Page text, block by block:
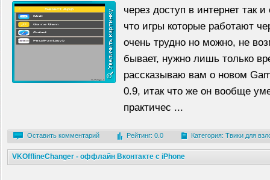
через доступ в интернет так
что игры которые работают
очень трудно но можно, не
бывает, нужно лишь только
рассказываю вам о новом
0.9, итак что же он вообще
практичес ...
Оставить комментарий Рейтинг: 0.0 Категория: Твики для
VKOfflineChanger - оффлайн Вконтакте с iPhone